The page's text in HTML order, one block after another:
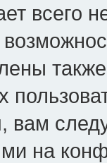
всего
вам
на